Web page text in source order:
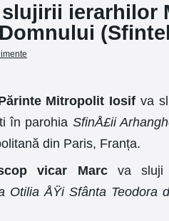
ierarhilor
Mitropolit Iosif va
în parohia SfinÅ£ii
din Paris, Franța.
vicar Marcva sluji
Otilia ÅŸi Sfânta Teodora